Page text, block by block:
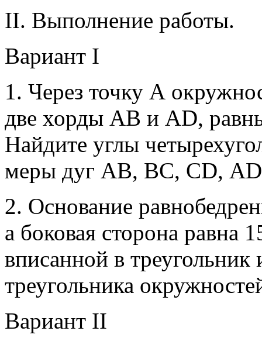
II. Выполнение работы.
Вариант I
1. Через точку А
две хорды АВ и АD,
Найдите углы
меры дуг АВ, ВС, СD,
2. Основание
а боковая сторона равна
вписанной в
треугольника
Вариант II